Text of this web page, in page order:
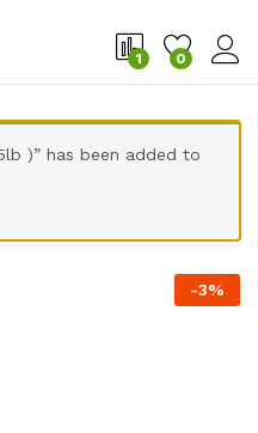
1 0
)” has been added to
-3%